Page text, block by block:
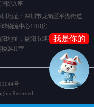
我是你的
AI 客服
晓云
我是你的
国际A座
圳地址：深圳市龙岗区平湖街道
球物流中心1703房
阳地址：益阳市迎宾东路588号公
楼2411室
号
Reserved